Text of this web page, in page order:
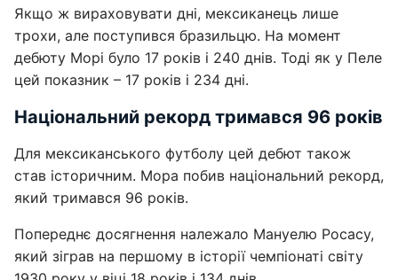
Якщо ж вираховувати дні, мексиканець лише
трохи, але поступився бразильцю. На момент
дебюту Морі було 17 років і 240 днів. Тоді як у Пеле
цей показник – 17 років і 234 дні.
Національний рекорд тримався 96 років
Для мексиканського футболу цей дебют також
став історичним. Мора побив національний рекорд,
який тримався 96 років.
Попереднє досягнення належало Мануелю Росасу,
який зіграв на першому в історії чемпіонаті світу